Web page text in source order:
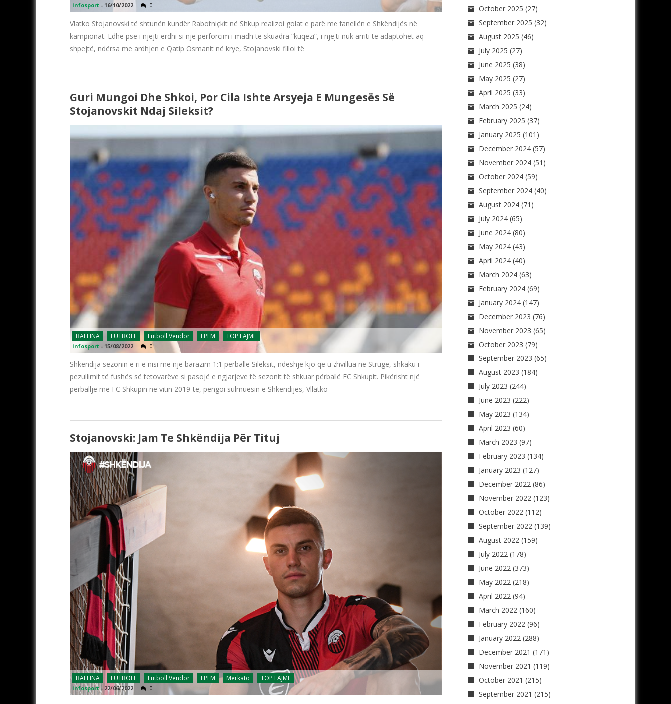
infosport - 16/10/2022 0
Vlatko Stojanovski të shtunën kundër Rabotniçkit në Shkup realizoi golat e parë me fanellën e Shkëndijës në
kampionat. Edhe pse i njëjti erdhi si një përforcim i madh te skuadra “kuqezi”, i njëjti nuk arriti të adaptohet aq
shpejtë, ndërsa me ardhjen e Qatip Osmanit në krye, Stojanovski filloi të
Guri Mungoi Dhe Shkoi, Por Cila Ishte Arsyeja E Mungesës Së
Stojanovskit Ndaj Sileksit?
BALLINA FUTBOLL Futboll Vendor LPFM TOP LAJME
infosport - 15/08/2022 0
Shkëndija sezonin e ri e nisi me një barazim 1:1 përballë Sileksit, ndeshje kjo që u zhvillua në Strugë, shkaku i
pezullimit të fushës së tetovarëve si pasojë e ngjarjeve të sezonit të shkuar përballë FC Shkupit. Pikërisht një
përballje me FC Shkupin në vitin 2019-të, pengoi sulmuesin e Shkëndijës, Vllatko
Stojanovski: Jam Te Shkëndija Për Tituj
BALLINA FUTBOLL Futboll Vendor LPFM Merkato TOP LAJME
infosport - 22/06/2022 0
October 2025 (27)
September 2025 (32)
August 2025 (46)
July 2025 (27)
June 2025 (38)
May 2025 (27)
April 2025 (33)
March 2025 (24)
February 2025 (37)
January 2025 (101)
December 2024(57)
November 2024(51)
October 2024(59)
September 2024(40)
August 2024(71)
July 2024(65)
June 2024(80)
May 2024(43)
April 2024(40)
March 2024(63)
February 2024(69)
January 2024(147)
December 2023 (76)
November 2023 (65)
October 2023 (79)
September 2023 (65)
August 2023 (184)
July 2023 (244)
June 2023 (222)
May 2023 (134)
April 2023 (60)
March 2023 (97)
February 2023 (134)
January 2023 (127)
December 2022(86)
November 2022(123)
October 2022(112)
September 2022(139)
August 2022(159)
July 2022(178)
June 2022(373)
May 2022(218)
April 2022(94)
March 2022(160)
February 2022(96)
January 2022(288)
December 2021 (171)
November 2021 (119)
October 2021 (215)
September 2021 (215)